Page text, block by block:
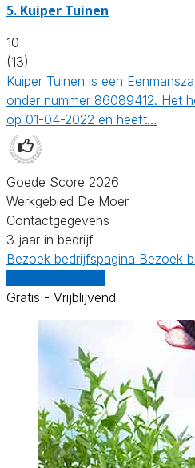
5. Kuiper Tuinen
10
(13)
Kuiper Tuinen is een
onder nummer 86089412. Het
op 01-04-2022 en heeft…
Goede Score 2026
Werkgebied De Moer
Contactgegevens
3 jaar in bedrijf
Bezoek bedrijfspagina Bezoek
Gratis - Vrijblijvend